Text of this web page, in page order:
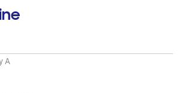
A